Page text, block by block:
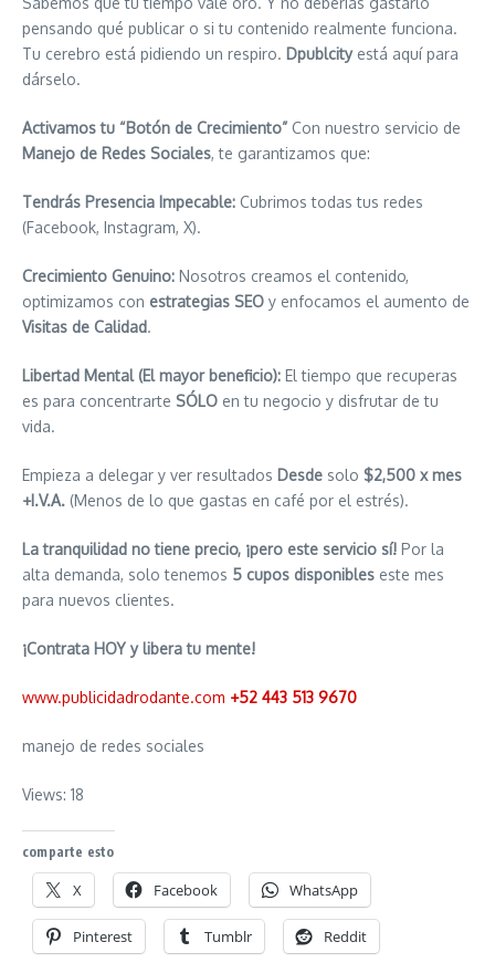
pensando qué publicar o si tu contenido realmente funciona.
Tu cerebro está pidiendo un respiro. Dpublcityestá aquí para
dárselo.
Activamos tu “Botón de Crecimiento” Con nuestro servicio de
Manejo de Redes Sociales, te garantizamos que:
Tendrás Presencia Impecable: Cubrimos todas tus redes
(Facebook, Instagram, X).
Crecimiento Genuino: Nosotros creamos el contenido,
optimizamos con estrategias SEO y enfocamos el aumento de
Visitas de Calidad.
Libertad Mental (El mayor beneficio): El tiempo que recuperas
es para concentrarte SÓLO en tu negocio y disfrutar de tu
vida.
Empieza a delegar y ver resultados Desde solo $2,500 x mes
+I.V.A. (Menos de lo que gastas en café por el estrés).
La tranquilidad no tiene precio, ¡pero este servicio sí! Por la
alta demanda, solo tenemos 5 cupos disponibles este mes
para nuevos clientes.
¡Contrata HOY y libera tu mente!
www.publicidadrodante.com +52 443 513 9670
manejo de redes sociales
Views: 18
comparte esto
X Facebook WhatsApp
Pinterest Tumblr Reddit